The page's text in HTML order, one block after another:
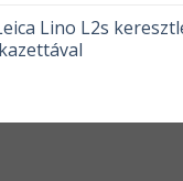
Lino L2s